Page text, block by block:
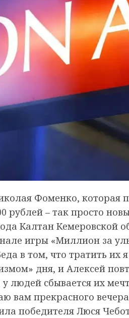
Фоменко, которая
рублей – так просто
Калтан Кемеровской
игры «Миллион за
в том, что тратить их
дня, и Алексей
людей сбывается их
вам прекрасного
победителя Люся